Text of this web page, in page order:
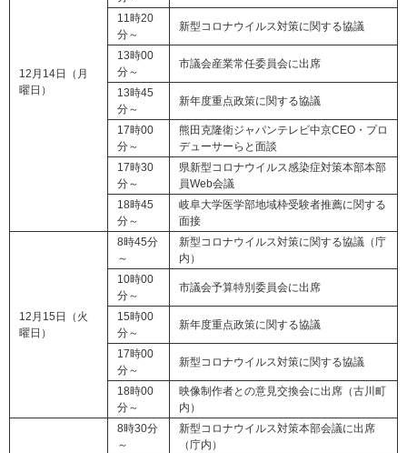
12月14日（月
曜日）
11時20
分～
新型コロナウイルス対策に関する協議
13時00
分～
市議会産業常任委員会に出席
13時45
分～
新年度重点政策に関する協議
17時00
分～
熊田克隆衛ジャパンテレビ中京CEO・プロ
デューサーらと面談
17時30
分～
県新型コロナウイルス感染症対策本部本部
員Web会議
18時45
分～
岐阜大学医学部地域枠受験者推薦に関する
面接
12月15日（火
曜日）
8時45分
～
新型コロナウイルス対策に関する協議（庁
内）
10時00
分～
市議会予算特別委員会に出席
15時00
分～
新年度重点政策に関する協議
17時00
分～
新型コロナウイルス対策に関する協議
18時00
分～
映像制作者との意見交換会に出席（古川町
内）
8時30分
～
新型コロナウイルス対策本部会議に出席
（庁内）